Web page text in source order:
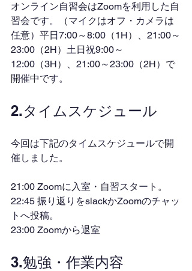
オンライン自習会はZoomを利用した自
習会です。（マイクはオフ・カメラは
任意）平日7:00～8:00（1H）、21:00～
23:00（2H）土日祝9:00～
12:00（3H）、21:00～23:00（2H）で
開催中です。
2.タイムスケジュール
今回は下記のタイムスケジュールで開
催しました。
21:00 Zoomに入室・自習スタート。
22:45 振り返りをslackかZoomのチャッ
トへ投稿。
23:00 Zoomから退室
3.勉強・作業内容